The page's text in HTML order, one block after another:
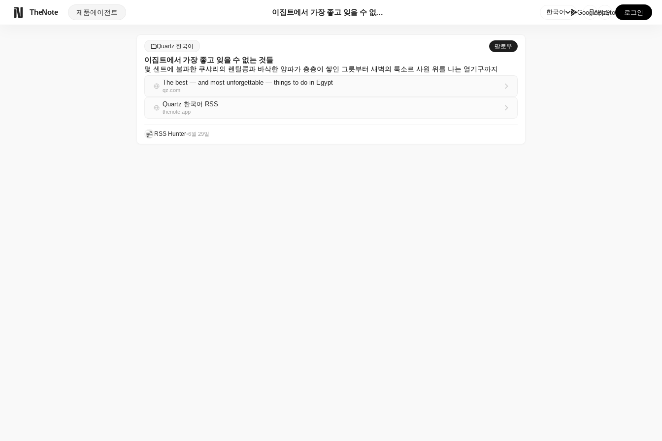
TheNote 제품에이전트 이집트에서 가장 좋고 잊을 수 없는 것들 한국어 GooglePlay
AppStore 로그인
Quartz 한국어 팔로우
이집트에서 가장 좋고 잊을 수 없는 것들
몇 센트에 불과한 쿠샤리의 렌틸콩과 바삭한 양파가 층층이 쌓인 그릇부터 새벽의 룩소르 사원 위를 나는 열기구까지
The best — and most unforgettable — things to do in Egypt
qz.com
Quartz 한국어 RSS
thenote.app
RSS Hunter•6월 29일